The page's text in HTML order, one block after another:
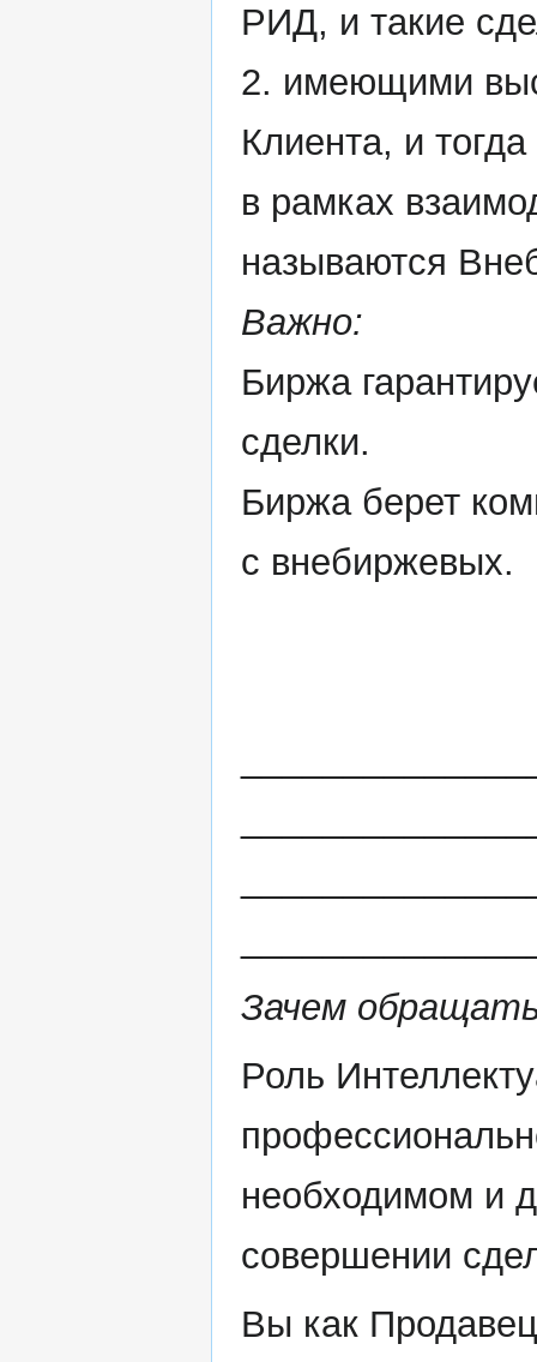
РИД, и такие
2. имеющими
Клиента, и
в рамках
называются
Важно:
Биржа
сделки.
Биржа берет
с внебиржевых.
Зачем
Роль
необходимом и
совершении
Вы как